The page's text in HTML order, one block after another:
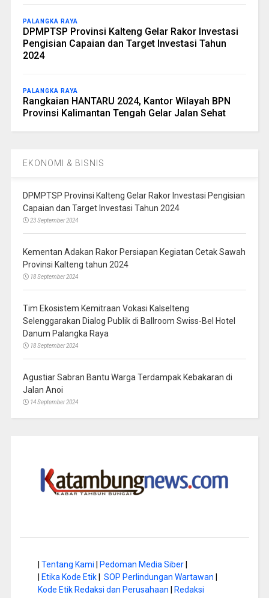
PALANGKA RAYA
DPMPTSP Provinsi Kalteng Gelar Rakor Investasi
Pengisian Capaian dan Target Investasi Tahun
2024
PALANGKA RAYA
Rangkaian HANTARU 2024, Kantor Wilayah BPN
Provinsi Kalimantan Tengah Gelar Jalan Sehat
EKONOMI & BISNIS
DPMPTSP Provinsi Kalteng Gelar Rakor Investasi Pengisian
Capaian dan Target Investasi Tahun 2024
23 September 2024
Kementan Adakan Rakor Persiapan Kegiatan Cetak Sawah
Provinsi Kalteng tahun 2024
18 September 2024
Tim Ekosistem Kemitraan Vokasi Kalselteng
Selenggarakan Dialog Publik di Ballroom Swiss-Bel Hotel
Danum Palangka Raya
18 September 2024
Agustiar Sabran Bantu Warga Terdampak Kebakaran di
Jalan Anoi
14 September 2024
Tentang Kami Pedoman Media Siber|
Etika Kode Etik| SOP Perlindungan Wartawan
Kode Etik Redaksi dan Perusahaan
Redaksi